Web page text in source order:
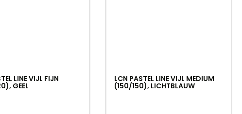
LINE VIJL FIJN
GEEL
LCN PASTEL LINE VIJL MEDIUM
(150/150), LICHTBLAUW